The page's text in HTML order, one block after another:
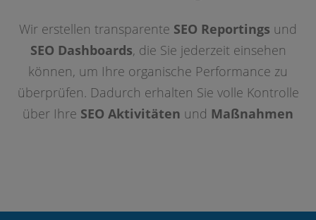
Wir erstellen transparente SEO Reportings und
SEO Dashboards, die Sie jederzeit einsehen
können, um Ihre organische Performance zu
überprüfen. Dadurch erhalten Sie volle Kontrolle
über Ihre SEO Aktivitäten und Maßnahmen